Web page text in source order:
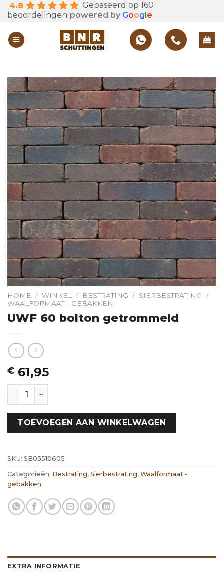
Skip
to
content
4.8
Gebaseerd op 160
beoordelingen powered by Goog e
HOME / WINKEL / BESTRATING / SIERBESTRATING
/
WAALFORMAAT - GEBAKKEN
UWF 60 bolton getrommeld
€ 61,95
UWF 60 bolton getrommeld hoeveelheid
TOEVOEGEN AAN WINKELWAGEN
SKU: SB05510605
Categorieën: Bestrating, Sierbestrating, Waalformaat -
gebakken
EXTRA INFORMATIE